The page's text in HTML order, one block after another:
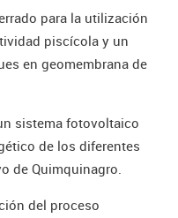
para la utilización
piscícola y un
en geomembrana de
sistema fotovoltaico
de los diferentes
de Quimquinagro.
del proceso